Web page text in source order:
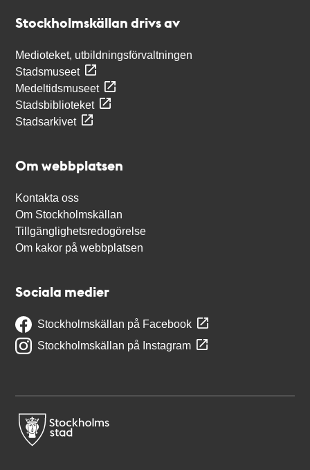
Stockholmskällan drivs av
Medioteket, utbildningsförvaltningen
Stadsmuseet
Medeltidsmuseet
Stadsbiblioteket
Stadsarkivet
Om webbplatsen
Kontakta oss
Om Stockholmskällan
Tillgänglighetsredogörelse
Om kakor på webbplatsen
Sociala medier
Stockholmskällan på Facebook
Stockholmskällan på Instagram